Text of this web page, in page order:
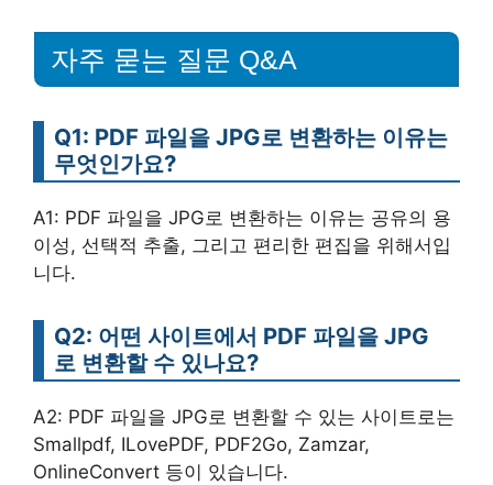
자주 묻는 질문 Q&A
Q1: PDF 파일을 JPG로 변환하는 이유는
무엇인가요?
A1: PDF 파일을 JPG로 변환하는 이유는 공유의 용
이성, 선택적 추출, 그리고 편리한 편집을 위해서입
니다.
Q2: 어떤 사이트에서 PDF 파일을 JPG
로 변환할 수 있나요?
A2: PDF 파일을 JPG로 변환할 수 있는 사이트로는
Smallpdf, ILovePDF, PDF2Go, Zamzar,
OnlineConvert 등이 있습니다.